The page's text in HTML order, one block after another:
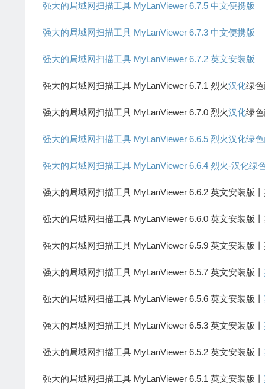
强大的局域网扫描工具 MyLanViewer 6.7.5 中文便携版
强大的局域网扫描工具 MyLanViewer 6.7.3 中文便携版
强大的局域网扫描工具 MyLanViewer 6.7.2 英文安装版
强大的局域网扫描工具 MyLanViewer 6.7.1 烈火汉化绿
强大的局域网扫描工具 MyLanViewer 6.7.0 烈火汉化绿
强大的局域网扫描工具 MyLanViewer 6.6.5 烈火汉化绿
强大的局域网扫描工具 MyLanViewer 6.6.4 烈火-汉化绿
强大的局域网扫描工具 MyLanViewer 6.6.2 英文安装版
强大的局域网扫描工具 MyLanViewer 6.6.0 英文安装版
强大的局域网扫描工具 MyLanViewer 6.5.9 英文安装版
强大的局域网扫描工具 MyLanViewer 6.5.7 英文安装版丨
强大的局域网扫描工具 MyLanViewer 6.5.6 英文安装版丨
强大的局域网扫描工具 MyLanViewer 6.5.3 英文安装版丨
强大的局域网扫描工具 MyLanViewer 6.5.2 英文安装版丨
强大的局域网扫描工具 MyLanViewer 6.5.1 英文安装版丨